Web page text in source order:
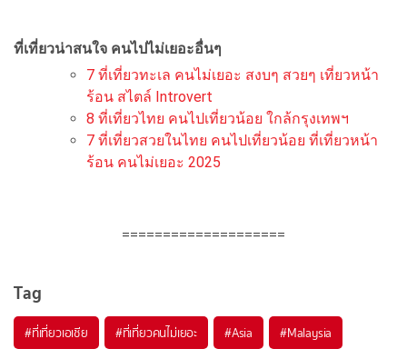
ที่เที่ยวน่าสนใจ คนไปไม่เยอะอื่นๆ
7 ที่เที่ยวทะเล คนไม่เยอะ สงบๆ สวยๆ เที่ยวหน้า
ร้อน สไตล์ Introvert
8 ที่เที่ยวไทย คนไปเที่ยวน้อย ใกล้กรุงเทพฯ
7 ที่เที่ยวสวยในไทย คนไปเที่ยวน้อย ที่เที่ยวหน้า
ร้อน คนไม่เยอะ 2025
====================
Tag
#ที่เที่ยวเอเชีย #ที่เที่ยวคนไม่เยอะ #Asia #Malaysia